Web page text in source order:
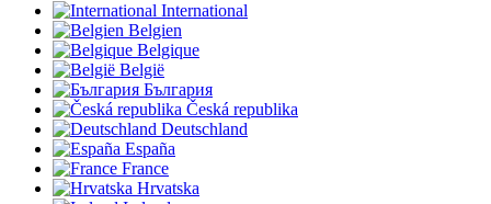
International
Belgien
Belgique
België
България
Česká republika
Deutschland
España
France
Hrvatska